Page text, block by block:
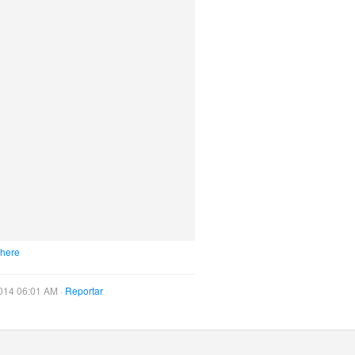
06:01 AM · Reportar